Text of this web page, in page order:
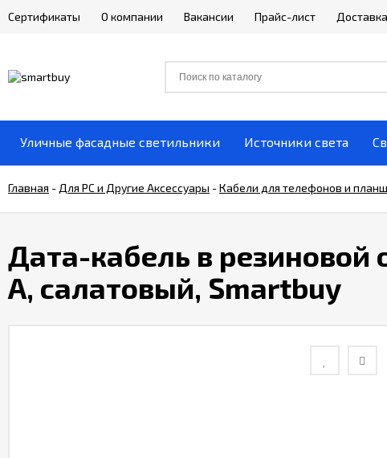
Сертификаты О компании Вакансии Прайс-лист
Уличные фасадные светильники Источники света
Главная - Для РС и Другие Аксессуары -Кабели для телефонов и
Дата-кабель в резиновой
А, салатовый, Smartbuy